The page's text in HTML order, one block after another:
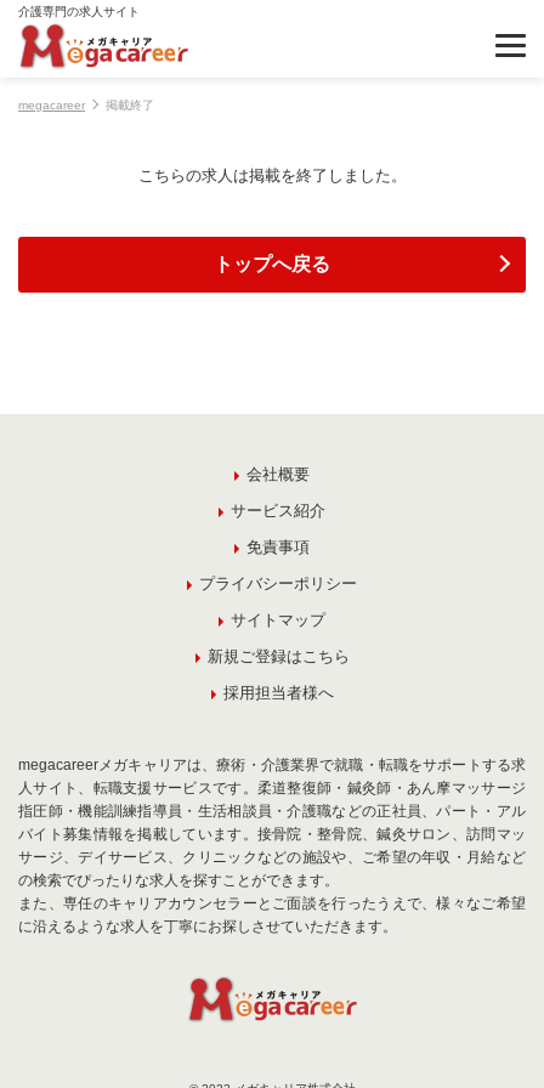
介護専門の求人サイト
megacareer 掲載終了
こちらの求人は掲載を終了しました。
トップへ戻る
会社概要
サービス紹介
免責事項
プライバシーポリシー
サイトマップ
新規ご登録はこちら
採用担当者様へ
megacareerメガキャリアは、療術・介護業界で就職・転職をサポートする求
人サイト、転職支援サービスです。柔道整復師・鍼灸師・あん摩マッサージ
指圧師・機能訓練指導員・生活相談員・介護職などの正社員、パート・アル
バイト募集情報を掲載しています。接骨院・整骨院、鍼灸サロン、訪問マッ
サージ、デイサービス、クリニックなどの施設や、ご希望の年収・月給など
の検索でぴったりな求人を探すことができます。
また、専任のキャリアカウンセラーとご面談を行ったうえで、様々なご希望
に沿えるような求人を丁寧にお探しさせていただきます。